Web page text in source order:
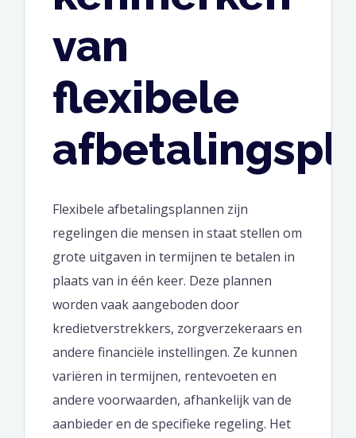
van
flexibele
Flexibele afbetalingsplannen zijn
regelingen die mensen in staat stellen om
grote uitgaven in termijnen te betalen in
plaats van in één keer. Deze plannen
worden vaak aangeboden door
kredietverstrekkers, zorgverzekeraars en
andere financiële instellingen. Ze kunnen
variëren in termijnen, rentevoeten en
andere voorwaarden, afhankelijk van de
aanbieder en de specifieke regeling. Het